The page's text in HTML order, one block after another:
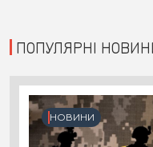
ПОПУЛЯРНІ
НОВИНИ